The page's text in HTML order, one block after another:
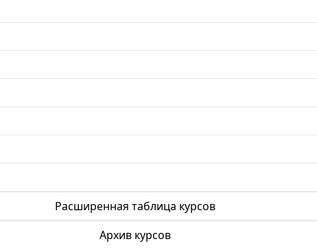
Расширенная таблица курсов
Архив курсов